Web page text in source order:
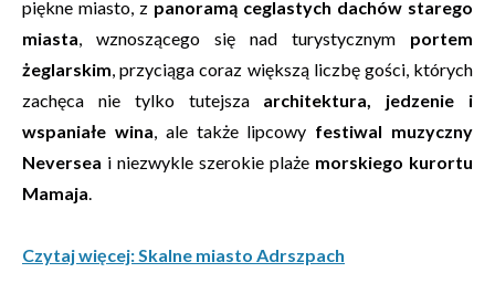
piękne miasto, z panoramą ceglastych dachów starego
miasta, wznoszącego się nad turystycznym portem
żeglarskim, przyciąga coraz większą liczbę gości, których
zachęca nie tylko tutejsza architektura, jedzenie i
wspaniałe wina, ale także lipcowy festiwal muzyczny
Neversea i niezwykle szerokie plaże morskiego kurortu
Mamaja.
Czytaj więcej: Skalne miasto Adrszpach